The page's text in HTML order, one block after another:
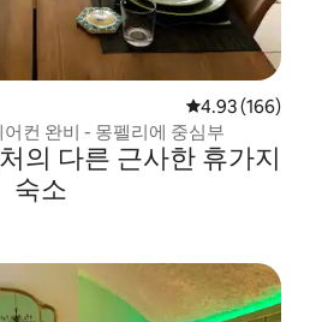
평점 4.93점(5
4.93 (166)
컨 완비 - 몽펠리에 중심부
의 다른 근사한 휴가지
숙소